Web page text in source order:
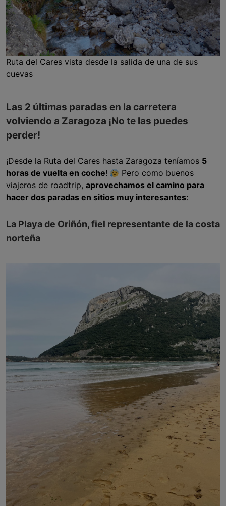
Ruta del Cares vista desde la salida de una de sus
cuevas
Las 2 últimas paradas en la carretera
volviendo a Zaragoza ¡No te las puedes
perder!
¡Desde la Ruta del Cares hasta Zaragoza teníamos 5
horas de vuelta en coche!
Pero como buenos
viajeros de roadtrip, aprovechamos el camino para
hacer dos paradas en sitios muy interesantes:
La Playa de Oriñón, fiel representante de la costa
norteña